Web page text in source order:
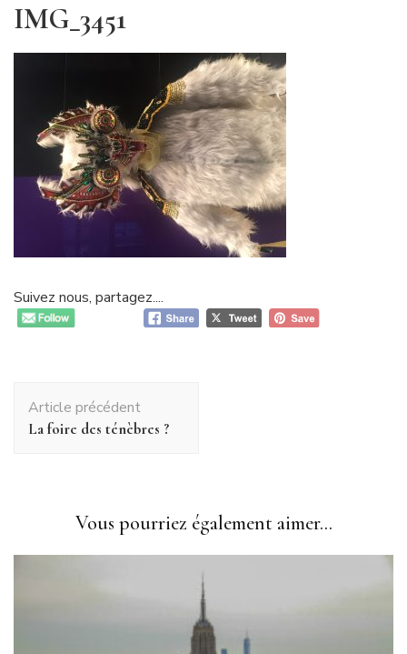
IMG_3451
Suivez nous, partagez....
d'article
Article précédent
La foire des ténèbres ?
Vous pourriez également aimer...